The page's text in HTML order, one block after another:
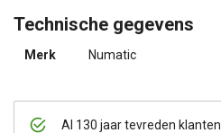
Al 130 jaar tevreden klanten
Technische gegevens
Merk Numatic